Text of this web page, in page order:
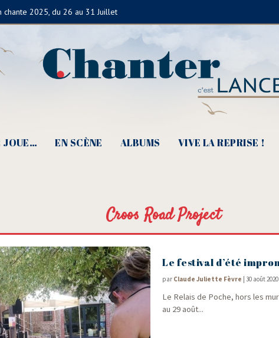
chante 2025, du 26 au 31 Juillet
JOUE… EN SCÈNE ALBUMS VIVE LA REPRISE !
Croos Road Project
Le festival d’été
par Claude Juliette Fèvre |30 août 2020
Le Relais de Poche, hors les
au 29 août...